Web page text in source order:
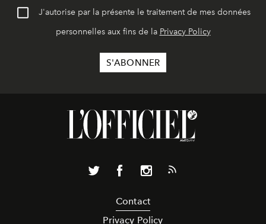
J'autorise par la présente le traitement de mes données
personnelles aux fins de la Privacy Policy
Contact
Privacy Policy